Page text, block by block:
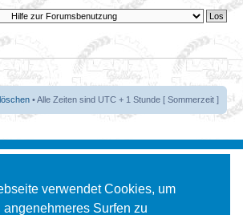
verwendet Cookies, um
angenehmeres Surfen zu
• Alle Zeiten sind UTC + 1 Stunde [ Sommerzeit ]